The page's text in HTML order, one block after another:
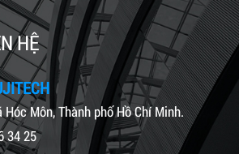
HỆ
Môn, Thành phố Hồ Chí Minh.
34 25